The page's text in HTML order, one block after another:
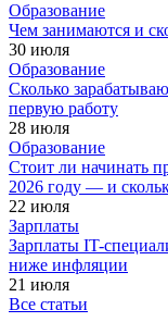
Образование
Чем занимаются и
30 июля
Образование
Сколько
первую работу
28 июля
Образование
Стоит ли начинать
2026 году — и
22 июля
Зарплаты
Зарплаты IT-
ниже инфляции
21 июля
Все статьи